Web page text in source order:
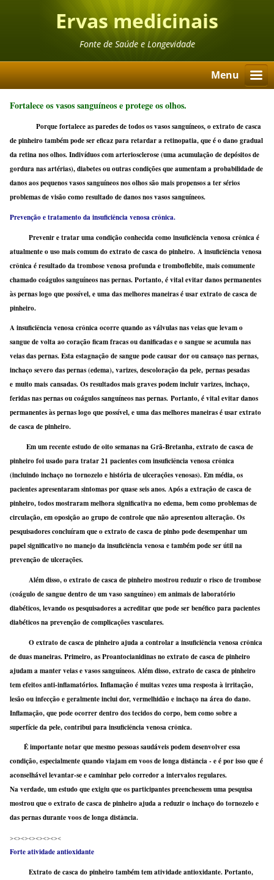
Ervas medicinais
Fonte de Saúde e Longevidade
Menu
Fortalece os vasos sanguíneos e protege os olhos.
Porque fortalece as paredes de todos os vasos sanguíneos, o extrato de casca
de pinheiro também pode ser eficaz para retardar a retinopatia, que é o dano gradual
da retina nos olhos. Indivíduos com arteriosclerose (uma acumulação de depósitos de
gordura nas artérias), diabetes ou outras condições que aumentam a probabilidade de
danos aos pequenos vasos sanguíneos nos olhos são mais propensos a ter sérios
problemas de visão como resultado de danos nos vasos sanguíneos.
Prevenção e tratamento da insuficiência venosa crônica.
Prevenir e tratar uma condição conhecida como insuficiência venosa crônica é
atualmente o uso mais comum do extrato de casca do pinheiro. A insuficiência venosa
crônica é resultado da trombose venosa profunda e tromboflebite, mais comumente
chamado coágulos sanguíneos nas pernas. Portanto, é vital evitar danos permanentes
às pernas logo que possível, e uma das melhores maneiras é usar extrato de casca de
pinheiro.
A insuficiência venosa crônica ocorre quando as válvulas nas veias que levam o
sangue de volta ao coração ficam fracas ou danificadas e o sangue se acumula nas
veias das pernas. Esta estagnação de sangue pode causar dor ou cansaço nas pernas,
inchaço severo das pernas (edema), varizes, descoloração da pele, pernas pesadas
e muito mais cansadas. Os resultados mais graves podem incluir varizes, inchaço,
feridas nas pernas ou coágulos sanguíneos nas pernas. Portanto, é vital evitar danos
permanentes às pernas logo que possível, e uma das melhores maneiras é usar extrato
de casca de pinheiro.
Em um recente estudo de oito semanas na Grã-Bretanha, extrato de casca de
pinheiro foi usado para tratar 21 pacientes com insuficiência venosa crônica
(incluindo inchaço no tornozelo e história de ulcerações venosas). Em média, os
pacientes apresentaram sintomas por quase seis anos. Após a extração de casca de
pinheiro, todos mostraram melhora significativa no edema, bem como problemas de
circulação, em oposição ao grupo de controle que não apresentou alteração. Os
pesquisadores concluíram que o extrato de casca de pinho pode desempenhar um
papel significativo no manejo da insuficiência venosa e também pode ser útil na
prevenção de ulcerações.
Além disso, o extrato de casca de pinheiro mostrou reduzir o risco de trombose
(coágulo de sangue dentro de um vaso sanguíneo) em animais de laboratório
diabéticos, levando os pesquisadores a acreditar que pode ser benéfico para pacientes
diabéticos na prevenção de complicações vasculares.
O extrato de casca de pinheiro ajuda a controlar a insuficiência venosa crônica
de duas maneiras. Primeiro, as Proantocianidinas no extrato de casca de pinheiro
ajudam a manter veias e vasos sanguíneos. Além disso, extrato de casca de pinheiro
tem efeitos anti-inflamatórios. Inflamação é muitas vezes uma resposta à irritação,
lesão ou infecção e geralmente inclui dor, vermelhidão e inchaço na área do dano.
Inflamação, que pode ocorrer dentro dos tecidos do corpo, bem como sobre a
superfície da pele, contribui para insuficiência venosa crônica.
É importante notar que mesmo pessoas saudáveis ​​podem desenvolver essa
condição, especialmente quando viajam em voos de longa distância - e é por isso que é
aconselhável levantar-se e caminhar pelo corredor a intervalos regulares.
Na verdade, um estudo que exigiu que os participantes preenchessem uma pesquisa
mostrou que o extrato de casca de pinheiro ajuda a reduzir o inchaço do tornozelo e
das pernas durante voos de longa distância.
><><><><><><><
Forte atividade antioxidante
Extrato de casca do pinheiro também tem atividade antioxidante. Portanto,